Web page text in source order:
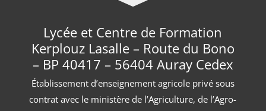
Lycée et Centre de Formation
Kerplouz Lasalle – Route du Bono
– BP 40417 – 56404 Auray Cedex
Établissement d’enseignement agricole privé sous
contrat avec le ministère de l’Agriculture, de l’Agro-